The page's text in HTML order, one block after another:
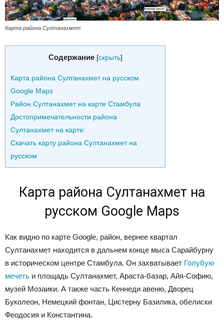
Карта района Султанахмет
Содержание [скрыть]
Карта района Султанахмет на русском
Google Maps
Район Султанахмет на карте Стамбула
Достопримечательности района
Султанахмет на карте:
Скачать карту района Султанахмет на
русском
Карта района Султанахмет на
русском Google Maps
Как видно по карте Google, район, вернее квартал
Султанахмет находится в дальнем конце мыса Сарайбурну
в историческом центре Стамбула. Он захватывает Голубую
мечеть и площадь Султанахмет, Араста-базар, Айя-Софию,
музей Мозаики. А также часть Кеннеди авеню, Дворец
Буколеон, Немецкий фонтан, Цистерну Базилика, обелиски
Феодосия и Константина.